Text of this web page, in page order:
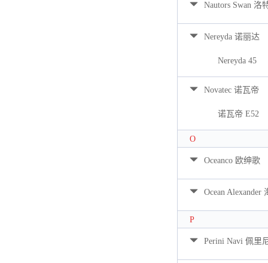
Nautors Swan 洛
Nereyda 诺丽达
Nereyda 45
Novatec 诺瓦帝
诺瓦帝 E52
O
Oceanco 欧绅歌
Ocean Alexander
P
Perini Navi 佩里